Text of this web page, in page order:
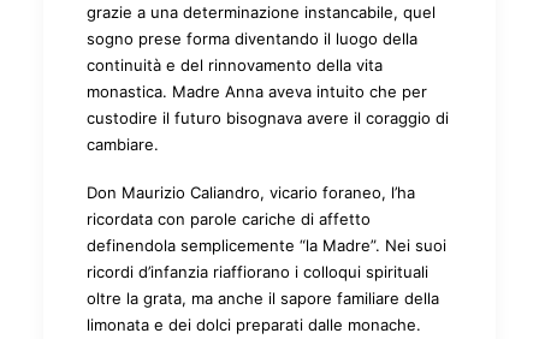
grazie a una determinazione instancabile, quel
sogno prese forma diventando il luogo della
continuità e del rinnovamento della vita
monastica. Madre Anna aveva intuito che per
custodire il futuro bisognava avere il coraggio di
cambiare.
Don Maurizio Caliandro, vicario foraneo, l’ha
ricordata con parole cariche di affetto
definendola semplicemente “la Madre”. Nei suoi
ricordi d’infanzia riaffiorano i colloqui spirituali
oltre la grata, ma anche il sapore familiare della
limonata e dei dolci preparati dalle monache.